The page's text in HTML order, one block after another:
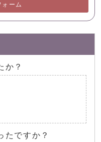
ォーム
か？
たですか？